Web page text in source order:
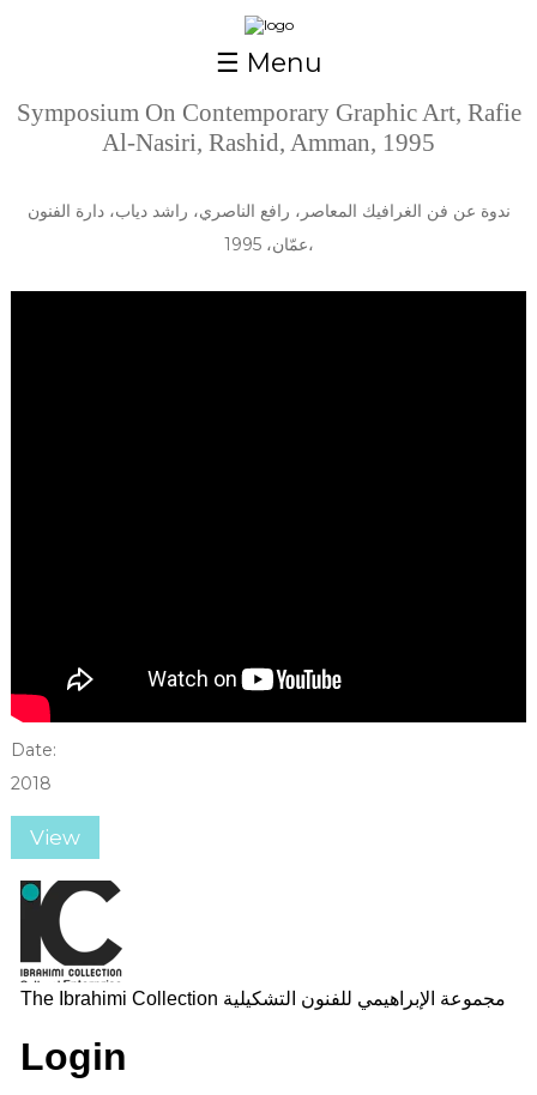
☰ Menu
Symposium On Contemporary Graphic Art, Rafie
Al-Nasiri, Rashid, Amman, 1995
ندوة عن فن الغرافيك المعاصر، رافع الناصري، راشد دياب، دارة الفنون
،عمّان، 1995
Date:
2018
View